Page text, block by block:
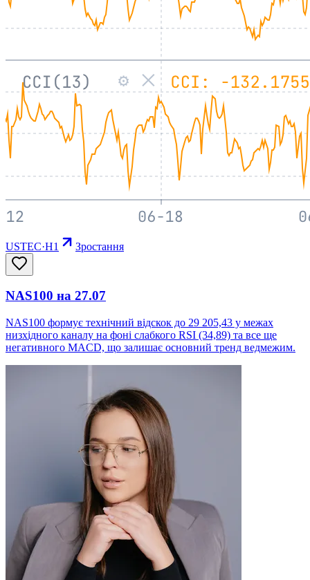
USTEC·H1 Зростання
NAS100 на 27.07
NAS100 формує технічний відскок до 29 205,43 у межах
низхідного каналу на фоні слабкого RSI (34,89) та все ще
негативного MACD, що залишає основний тренд ведмежим.